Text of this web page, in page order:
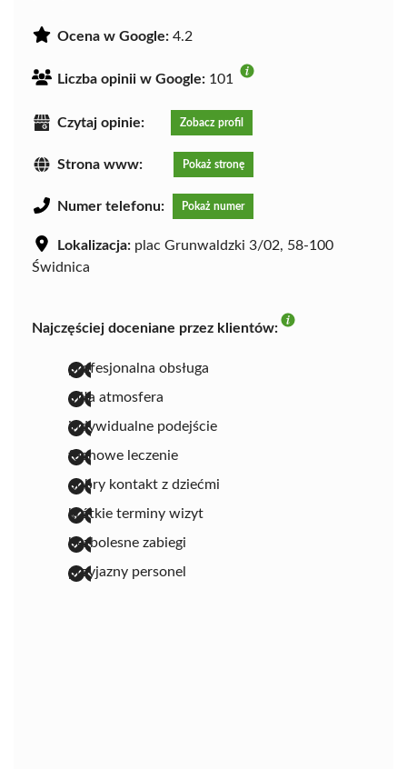
Ocena w Google: 4.2
Liczba opinii w Google: 101
Czytaj opinie: Zobacz profil
Strona www: Pokaż stronę
Numer telefonu: Pokaż numer
Lokalizacja: plac Grunwaldzki 3/02, 58-100
Świdnica
Najczęściej doceniane przez klientów:
profesjonalna obsługa
miła atmosfera
indywidualne podejście
fachowe leczenie
dobry kontakt z dziećmi
krótkie terminy wizyt
bezbolesne zabiegi
przyjazny personel